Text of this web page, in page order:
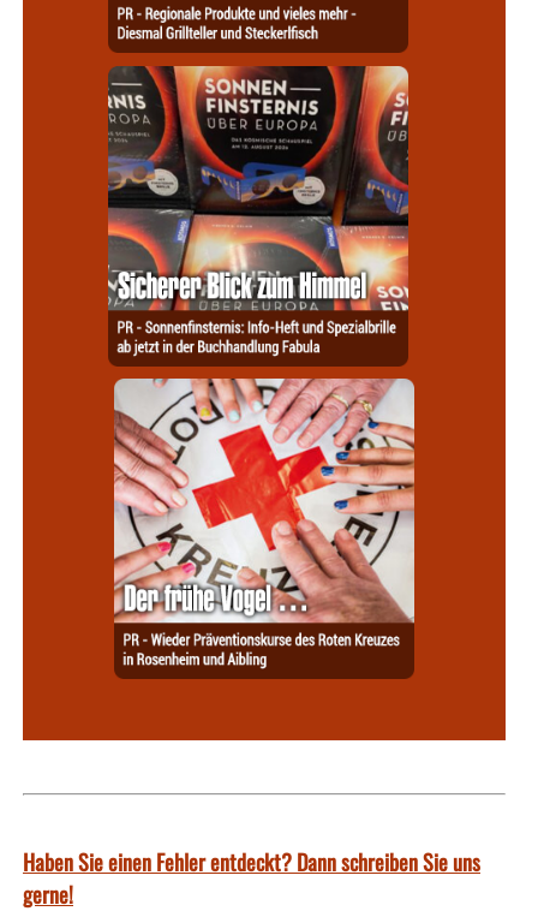
Haben Sie einen Fehler entdeckt? Dann schreiben Sie uns
gerne!